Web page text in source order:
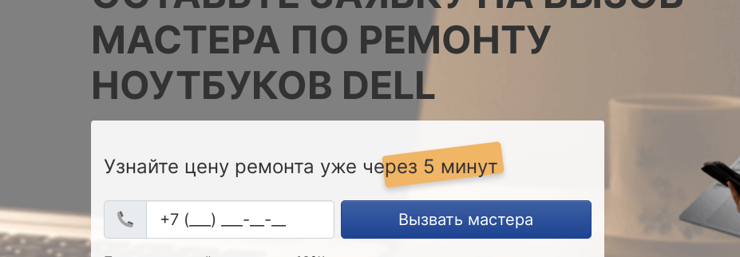
МАСТЕРА ПО РЕМОНТУ
НОУТБУКОВ DELL
Узнайте цену ремонта уже через 5 минут
Вызвать мастера